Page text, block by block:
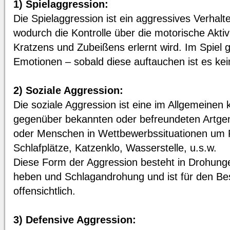
1) Spielaggression:
Die Spielaggression ist ein aggressives
wodurch die Kontrolle über die motorische
Kratzens und Zubeißens erlernt wird. Im Spiel
Emotionen – sobald diese auftauchen ist es
2) Soziale Aggression:
Die soziale Aggression ist eine im Allgemeinen
gegenüber bekannten oder befreundeten
oder Menschen in Wettbewerbssituationen um
Schlafplätze, Katzenklo, Wasserstelle, u.s.w.
Diese Form der Aggression besteht in
heben und Schlagandrohung und ist für den
offensichtlich.
3) Defensive Aggression: